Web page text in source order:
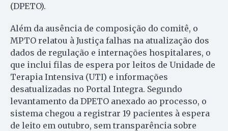
(DPETO).
Além da ausência de composição do comitê, o
MPTO relatou à Justiça falhas na atualização dos
dados de regulação e internações hospitalares, o
que inclui filas de espera por leitos de Unidade de
Terapia Intensiva (UTI) e informações
desatualizadas no Portal Integra. Segundo
levantamento da DPETO anexado ao processo, o
sistema chegou a registrar 19 pacientes à espera
de leito em outubro, sem transparência sobre